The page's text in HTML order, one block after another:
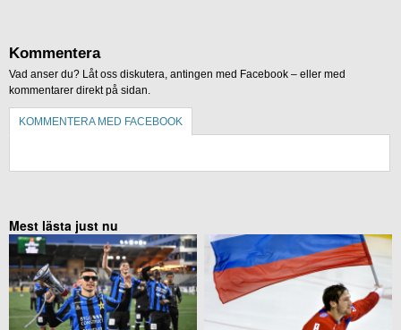
Kommentera
Vad anser du? Låt oss diskutera, antingen med Facebook – eller med
kommentarer direkt på sidan.
KOMMENTERA MED FACEBOOK
Mest lästa just nu